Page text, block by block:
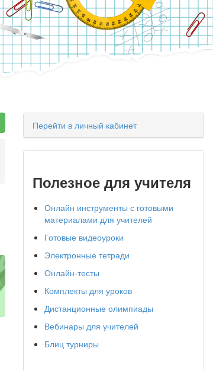
Перейти в личный кабинет
Полезное для учителя
Онлайн инструменты с готовыми
материалами для учителей
Готовые видеоуроки
Электронные тетради
Онлайн-тесты
Комплекты для уроков
Дистанционные олимпиады
Вебинары для учителей
Блиц турниры